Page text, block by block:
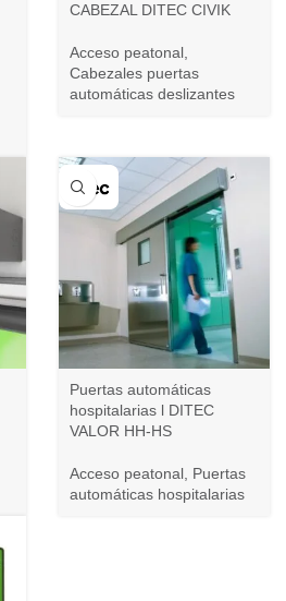
CABEZAL DITEC CIVIK
Acceso peatonal
Cabezales puertas
automáticas deslizantes
Puertas automáticas
hospitalarias l DITEC
VALOR HH-HS
Acceso peatonal Puertas
automáticas hospitalarias